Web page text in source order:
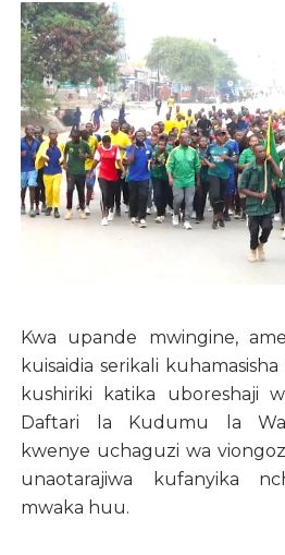
Kwa upande mwingine,
kuisaidia serikali
kushiriki katika uboreshaji
Daftari la Kudumu la
kwenye uchaguzi wa
unaotarajiwa kufanyika
mwaka huu.